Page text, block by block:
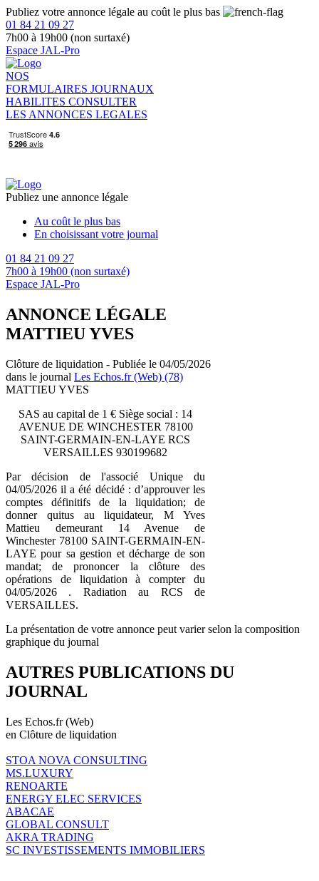
Publiez votre annonce légale au coût le plus bas
01 84 21 09 27
7h00 à 19h00 (non surtaxé)
Espace JAL-Pro
NOS
FORMULAIRES JOURNAUX
HABILITES CONSULTER
LES ANNONCES LEGALES
Publiez une annonce légale
Au coût le plus bas
En choisissant votre journal
01 84 21 09 27
7h00 à 19h00 (non surtaxé)
Espace JAL-Pro
ANNONCE LÉGALE
MATTIEU YVES
Clôture de liquidation - Publiée le 04/05/2026
dans le journal Les Echos.fr (Web) (78)
MATTIEU YVES
SAS au capital de 1 € Siège social : 14
AVENUE DE WINCHESTER 78100
SAINT-GERMAIN-EN-LAYE RCS
VERSAILLES 930199682
Par décision de l'associé Unique du
04/05/2026 il a été décidé : d’approuver les
comptes définitifs de la liquidation; de
donner quitus au liquidateur, M Yves
Mattieu demeurant 14 Avenue de
Winchester 78100 SAINT-GERMAIN-EN-
LAYE pour sa gestion et décharge de son
mandat; de prononcer la clôture des
opérations de liquidation à compter du
04/05/2026 . Radiation au RCS de
VERSAILLES.
La présentation de votre annonce peut varier selon la composition
graphique du journal
AUTRES PUBLICATIONS DU
JOURNAL
Les Echos.fr (Web)
en Clôture de liquidation
STOA NOVA CONSULTING
MS.LUXURY
RENOARTE
ENERGY ELEC SERVICES
ABACAE
GLOBAL CONSULT
AKRA TRADING
SC INVESTISSEMENTS IMMOBILIERS